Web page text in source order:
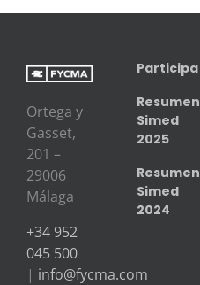
Ortega y
Gasset,
201 –
29006
Málaga
+34 952
045 500
| info@fycma.com
Participa
Resumen
Simed
2025
Resumen
Simed
2024